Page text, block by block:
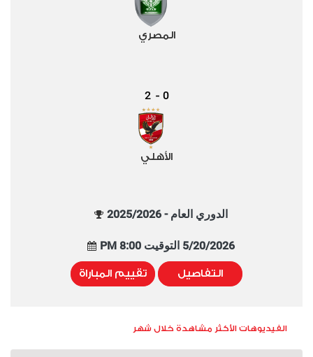
المصري
0
-
2
الأهلي
الدوري العام - 2025/2026
5/20/2026 التوقيت 8:00 PM
التفاصيل تقييم المباراة
الفيديوهات الأكثر مشاهدة خلال شهر